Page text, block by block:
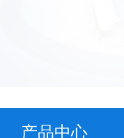
产品中心